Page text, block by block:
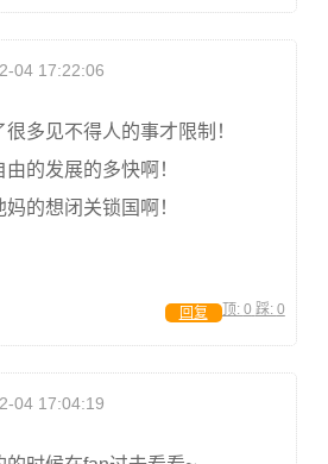
04 17:22:06
多见不得人的事才限制！
的发展的多快啊！
的想闭关锁国啊！
顶: 0 踩: 0
回复
04 17:04:19